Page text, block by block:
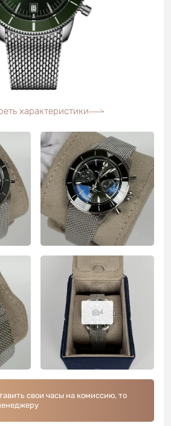
характеристики
4
свои часы на комиссию, то